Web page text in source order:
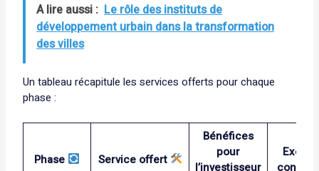
A lire aussi : Le rôle des instituts de
développement urbain dans la transformation
des villes
Un tableau récapitule les services offerts pour chaque
phase :
Phase Service offert
Bénéfices
pour
l’investisseur
concret